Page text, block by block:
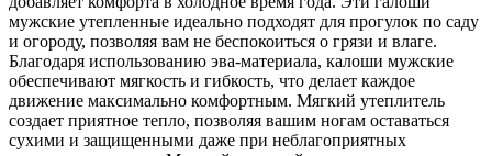
мужские утепленные идеально подходят для прогулок по саду
и огороду, позволяя вам не беспокоиться о грязи и влаге.
Благодаря использованию эва-материала, калоши мужские
обеспечивают мягкость и гибкость, что делает каждое
движение максимально комфортным. Мягкий утеплитель
создает приятное тепло, позволяя вашим ногам оставаться
сухими и защищенными даже при неблагоприятных